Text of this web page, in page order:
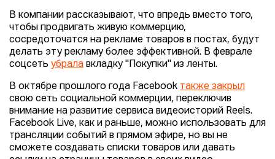
В компании рассказывают, что впредь вместо того,
чтобы продвигать живую коммерцию,
сосредоточатся на рекламе товаров в постах, будут
делать эту рекламу более эффективной. В феврале
соцсеть убрала вкладку "Покупки" из ленты.
В октябре прошлого года Facebook также закрыл
свою сеть социальной коммерции, переключив
внимание на развитие сервиса видеоисторий Reels.
Facebook Live, как и раньше, можно использовать для
трансляции событий в прямом эфире, но вы не
сможете создавать списки товаров или давать